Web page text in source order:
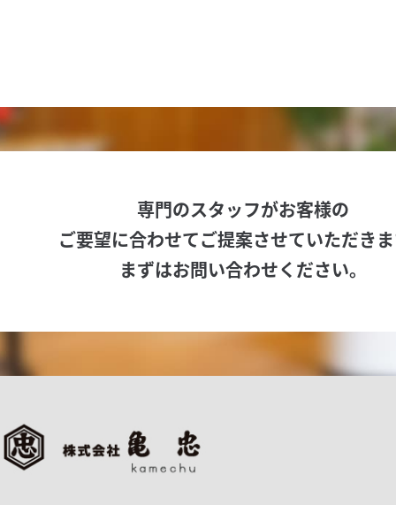
専門のスタッフがお客様の
ご要望に合わせてご提案させていただき
まずはお問い合わせください。